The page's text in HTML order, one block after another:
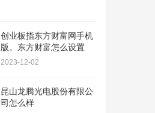
创业板指东方财富网手机
版。东方财富怎么设置
2023-12-02
昆山龙腾光电股份有限公
司怎么样